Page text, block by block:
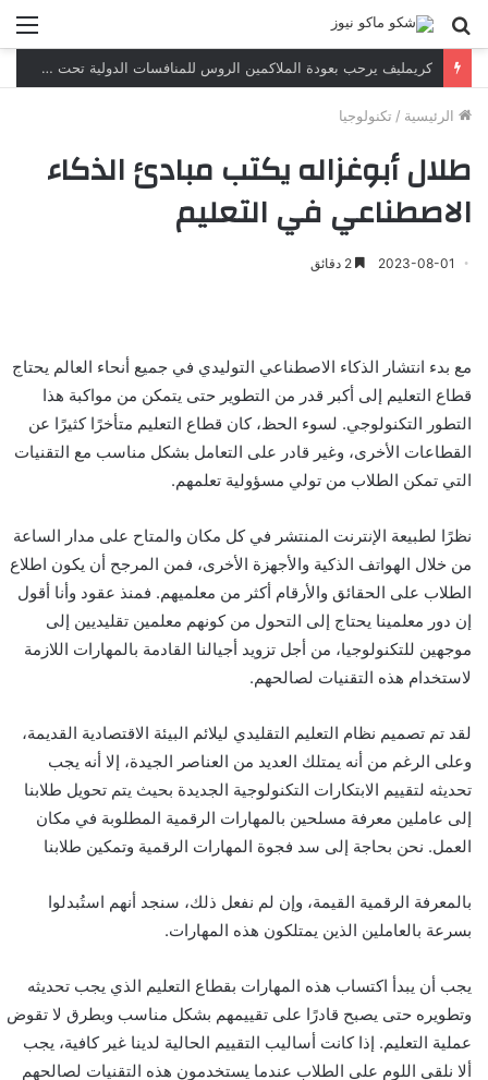
بحث
عن
كريمليف يرحب بعودة الملاكمين الروس للمنافسات الدولية تحت العلم والنشيد الوطنيين
الرئيسية / تكنولوجيا
طلال أبوغزاله يكتب مبادئ الذكاء
الاصطناعي في التعليم
2023-08-01
مع بدء انتشار الذكاء الاصطناعي التوليدي في جميع أنحاء العالم يحتاج
قطاع التعليم إلى أكبر قدر من التطوير حتى يتمكن من مواكبة هذا
التطور التكنولوجي. لسوء الحظ، كان قطاع التعليم متأخرًا كثيرًا عن
القطاعات الأخرى، وغير قادر على التعامل بشكل مناسب مع التقنيات
التي تمكن الطلاب من تولي مسؤولية تعلمهم.
نظرًا لطبيعة الإنترنت المنتشر في كل مكان والمتاح على مدار الساعة
من خلال الهواتف الذكية والأجهزة الأخرى، فمن المرجح أن يكون اطلاع
الطلاب على الحقائق والأرقام أكثر من معلميهم. فمنذ عقود وأنا أقول
إن دور معلمينا يحتاج إلى التحول من كونهم معلمين تقليديين إلى
موجهين للتكنولوجيا، من أجل تزويد أجيالنا القادمة بالمهارات اللازمة
لاستخدام هذه التقنيات لصالحهم.
لقد تم تصميم نظام التعليم التقليدي ليلائم البيئة الاقتصادية القديمة،
وعلى الرغم من أنه يمتلك العديد من العناصر الجيدة، إلا أنه يجب
تحديثه لتقييم الابتكارات التكنولوجية الجديدة بحيث يتم تحويل طلابنا
إلى عاملين معرفة مسلحين بالمهارات الرقمية المطلوبة في مكان
العمل. نحن بحاجة إلى سد فجوة المهارات الرقمية وتمكين طلابنا
بالمعرفة الرقمية القيمة، وإن لم نفعل ذلك، سنجد أنهم استُبدلوا
بسرعة بالعاملين الذين يمتلكون هذه المهارات.
يجب أن يبدأ اكتساب هذه المهارات بقطاع التعليم الذي يجب تحديثه
وتطويره حتى يصبح قادرًا على تقييمهم بشكل مناسب وبطرق لا تقوض
عملية التعليم. إذا كانت أساليب التقييم الحالية لدينا غير كافية، يجب
ألا نلقي اللوم على الطلاب عندما يستخدمون هذه التقنيات لصالحهم